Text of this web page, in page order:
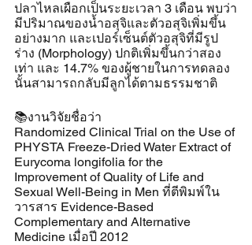
ปลาไหลเผือกเป็นระยะเวลา 3 เดือน พบว่า
มีปริมาณของน้ำอสุจิและตัวอสุจิเพิ่มขึ้น
อย่างมาก และเปอร์เซ็นต์ตัวอสุจิที่มีรูป
ร่าง (Morphology) ปกติเพิ่มขึ้นกว่าสอง
เท่า และ 14.7% ของผู้ชายในการทดลอง
นั้นสามารถกลับมีลูกได้ตามธรรมชาติ
📚งานวิจัยชื่อว่า
Randomized Clinical Trial on the Use of
PHYSTA Freeze-Dried Water Extract of
Eurycoma longifolia for the
Improvement of Quality of Life and
Sexual Well-Being in Men ที่ตีพิมพ์ใน
วารสาร Evidence-Based
Complementary and Alternative
Medicine เมื่อปี 2012